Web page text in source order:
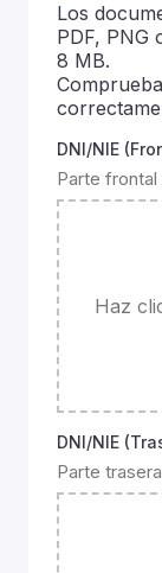
Los
PDF, PNG
8 MB.
DNI/NIE
Parte
Haz
DNI/NIE
Parte